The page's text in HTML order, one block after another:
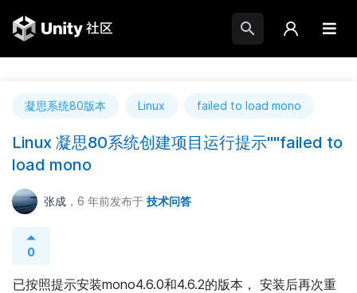
凝思系统80版本 Linux failed to load mono
Linux 凝思80系统创建项目运行提示""failed to
load mono
张成 ，6 年前发布于 技术问答
0
已按照提示安装mono4.6.0和4.6.2的版本， 安装后再次重